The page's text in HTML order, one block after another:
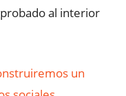
al interior
un